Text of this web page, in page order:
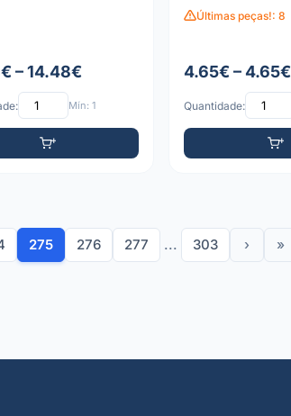
– 14.48€
Mín: 1
Últimas peças!: 8
4.65€ – 4.65€
Quantidade:
275 276 277 ... 303 › »